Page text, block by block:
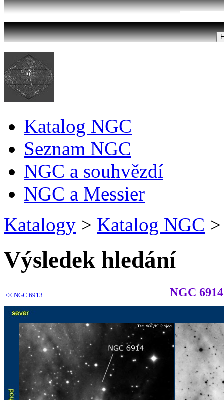
Katalog NGC
Seznam NGC
NGC a souhvězdí
NGC a Messier
Katalogy > Katalog NGC >
Výsledek hledání
<< NGC 6913 NGC 6914